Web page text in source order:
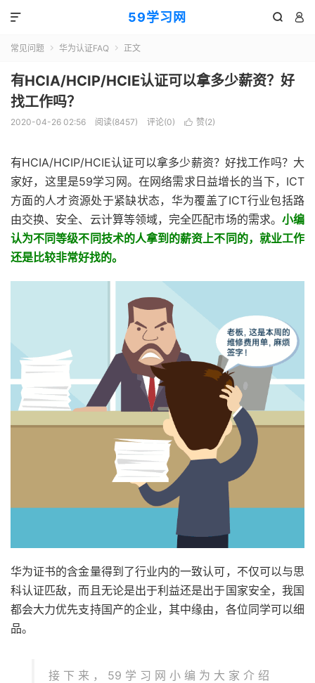
59学习网  

常见问题  华为认证FAQ  正文
有HCIA/HCIP/HCIE认证可以拿多少薪资？好
找工作吗？
2020-04-26 02:56 阅读(8457) 评论(0)  赞(2)
有HCIA/HCIP/HCIE认证可以拿多少薪资？好找工作吗？大
家好，这里是59学习网。在网络需求日益增长的当下，ICT
方面的人才资源处于紧缺状态，华为覆盖了ICT行业包括路
由交换、安全、云计算等领域，完全匹配市场的需求。 小编
认为不同等级不同技术的人拿到的薪资上不同的，就业工作
还是比较非常好找的。
华为证书的含金量得到了行业内的一致认可，不仅可以与思
科认证匹敌，而且无论是出于利益还是出于国家安全，我国
都会大力优先支持国产的企业，其中缘由，各位同学可以细
品。
接下来，59学习网小编为大家介绍